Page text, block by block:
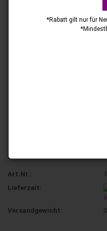
*Rabatt gilt nur für
Art.Nr.:
Lieferzeit:
Versandgewicht: